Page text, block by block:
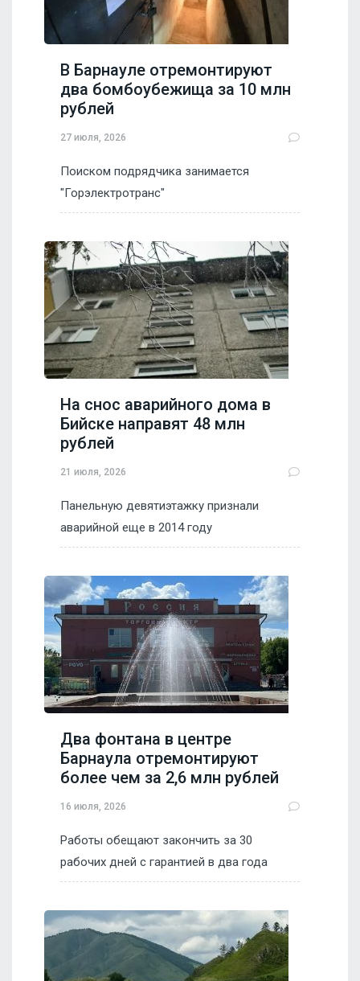
В Барнауле отремонтируют
два бомбоубежища за 10 млн
рублей
27 июля, 2026
Поиском подрядчика занимается
"Горэлектротранс"
На снос аварийного дома в
Бийске направят 48 млн
рублей
21 июля, 2026
Панельную девятиэтажку признали
аварийной еще в 2014 году
Два фонтана в центре
Барнаула отремонтируют
более чем за 2,6 млн рублей
16 июля, 2026
Работы обещают закончить за 30
рабочих дней с гарантией в два года